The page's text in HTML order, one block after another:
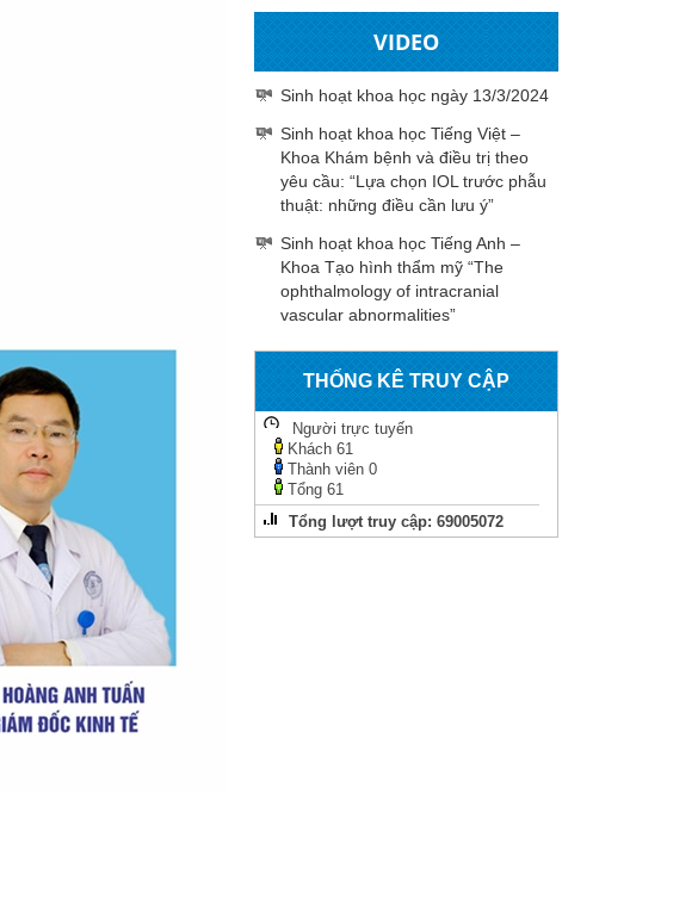
VIDEO
Sinh hoạt khoa học ngày 13/3/2024
Sinh hoạt khoa học Tiếng Việt –
Khoa Khám bệnh và điều trị theo
yêu cầu: “Lựa chọn IOL trước phẫu
thuật: những điều cần lưu ý”
Sinh hoạt khoa học Tiếng Anh –
Khoa Tạo hình thẩm mỹ “The
ophthalmology of intracranial
vascular abnormalities”
THỐNG KÊ TRUY CẬP
Người trực tuyến
Khách 61
Thành viên 0
Tổng 61
Tổng lượt truy cập: 69005072